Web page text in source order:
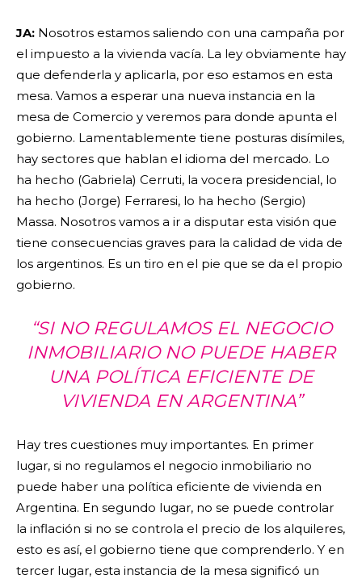
JA: Nosotros estamos saliendo con una campaña por
el impuesto a la vivienda vacía. La ley obviamente hay
que defenderla y aplicarla, por eso estamos en esta
mesa. Vamos a esperar una nueva instancia en la
mesa de Comercio y veremos para donde apunta el
gobierno. Lamentablemente tiene posturas disímiles,
hay sectores que hablan el idioma del mercado. Lo
ha hecho (Gabriela) Cerruti, la vocera presidencial, lo
ha hecho (Jorge) Ferraresi, lo ha hecho (Sergio)
Massa. Nosotros vamos a ir a disputar esta visión que
tiene consecuencias graves para la calidad de vida de
los argentinos. Es un tiro en el pie que se da el propio
gobierno.
“SI NO REGULAMOS EL NEGOCIO
INMOBILIARIO NO PUEDE HABER
UNA POLÍTICA EFICIENTE DE
VIVIENDA EN ARGENTINA”
Hay tres cuestiones muy importantes. En primer
lugar, si no regulamos el negocio inmobiliario no
puede haber una política eficiente de vivienda en
Argentina. En segundo lugar, no se puede controlar
la inflación si no se controla el precio de los alquileres,
esto es así, el gobierno tiene que comprenderlo. Y en
tercer lugar, esta instancia de la mesa significó un